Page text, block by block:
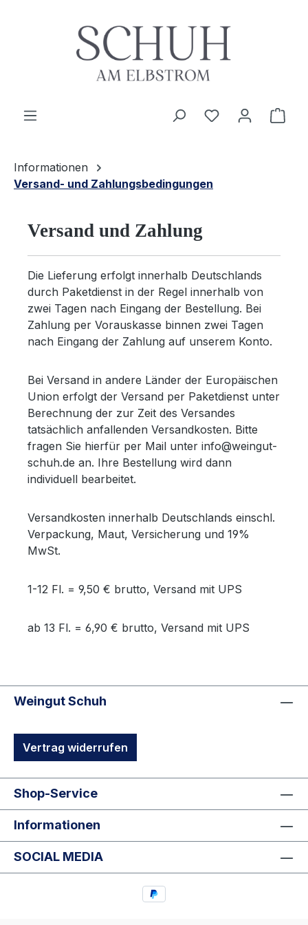
Du hast 0
Informationen
Versand- und Zahlungsbedingungen
Versand und Zahlung
Die Lieferung erfolgt innerhalb Deutschlands
durch Paketdienst in der Regel innerhalb von
zwei Tagen nach Eingang der Bestellung. Bei
Zahlung per Vorauskasse binnen zwei Tagen
nach Eingang der Zahlung auf unserem Konto.
Bei Versand in andere Länder der Europäischen
Union erfolgt der Versand per Paketdienst unter
Berechnung der zur Zeit des Versandes
tatsächlich anfallenden Versandkosten. Bitte
fragen Sie hierfür per Mail unter info@weingut-
schuh.de an. Ihre Bestellung wird dann
individuell bearbeitet.
Versandkosten innerhalb Deutschlands einschl.
Verpackung, Maut, Versicherung und 19%
MwSt.
1-12 Fl. = 9,50 € brutto, Versand mit UPS
ab 13 Fl. = 6,90 € brutto, Versand mit UPS
Weingut Schuh
Vertrag widerrufen
Shop-Service
Informationen
SOCIAL MEDIA